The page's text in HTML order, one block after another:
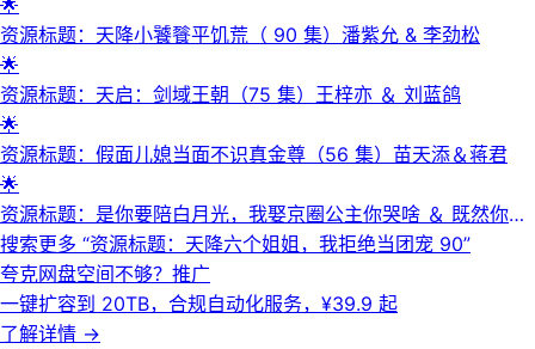
🌟
资源标题：天降小饕餮平饥荒（ 90 集）潘紫允 & 李劲松
🌟
资源标题：天启：剑域王朝（75 集）王梓亦 ＆ 刘蓝鸽
🌟
资源标题：假面儿媳当面不识真金尊（56 集）苗天添＆蒋君
🌟
资源标题：是你要陪白月光，我娶京圈公主你哭啥 ＆ 既然你选
白月光，我联姻你哭什么（ 73 集）苗天添 ＆ 姜之南
搜索更多 “资源标题：天降六个姐姐，我拒绝当团宠 90”
夸克网盘空间不够？ 推广
一键扩容到 20TB，合规自动化服务，¥39.9 起
了解详情 →